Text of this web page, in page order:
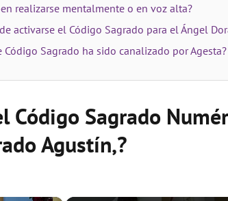
realizarse mentalmente o en voz alta?
activarse el Código Sagrado para el Ángel
Código Sagrado ha sido canalizado por Agesta?
Código Sagrado
Agustín,?